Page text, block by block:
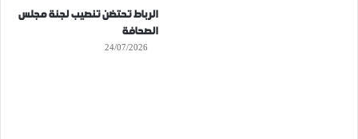
الرباط تحتضن تنصيب لجنة مجلس
الصحافة
24/07/2026